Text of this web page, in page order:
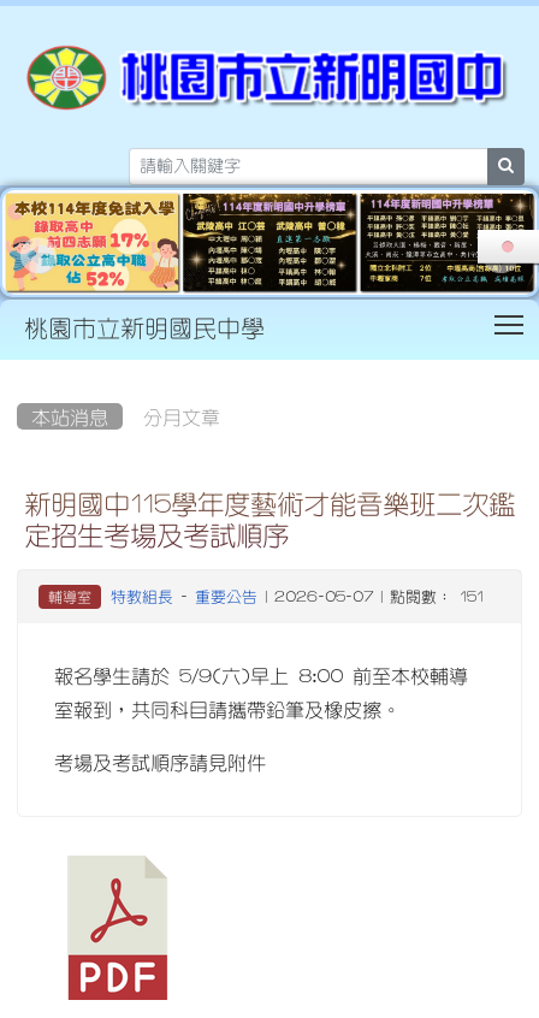
桃園市立新明國民中學
本站消息 分月文章
新明國中115學年度藝術才能音樂班二次鑑
定招生考場及考試順序
輔導室 特教組長 - 重要公告 | 2026-05-07 | 點閱數： 151
報名學生請於 5/9(六)早上 8:00 前至本校輔導
室報到，共同科目請攜帶鉛筆及橡皮擦。
考場及考試順序請見附件